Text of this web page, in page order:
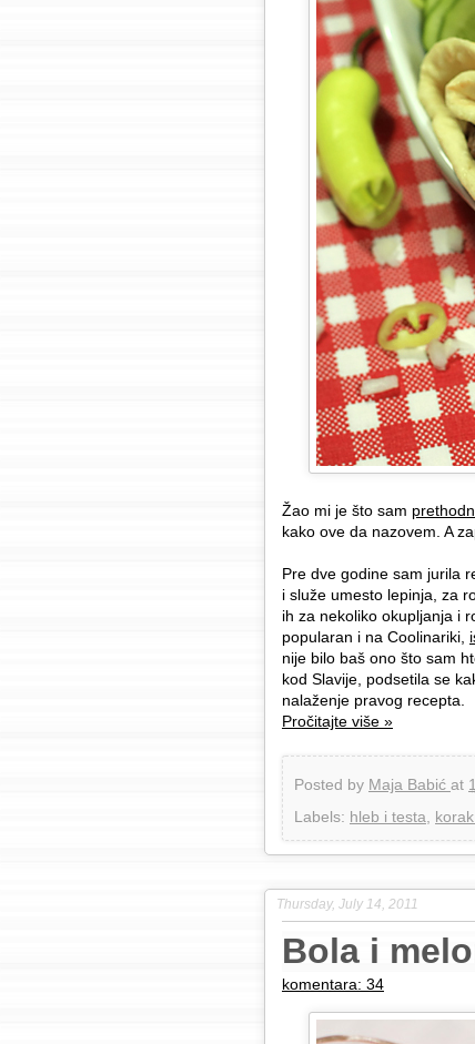
Žao mi je što sam
kako ove da nazovem. A
Pre dve godine sam jurila
i služe umesto lepinja, za
ih za nekoliko okupljanja i
popularan i na Coolinariki,
nije bilo baš ono što sam
kod Slavije, podsetila se
nalaženje pravog recepta.
Pročitajte više »
Posted by Maja Babić at
Labels: hleb i testa
Thursday, July 14, 2011
Bola i
komentara: 34